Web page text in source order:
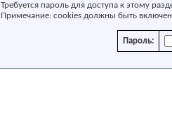
Требуется пароль для доступа к этому
Примечание: cookies должны быть
Пароль: